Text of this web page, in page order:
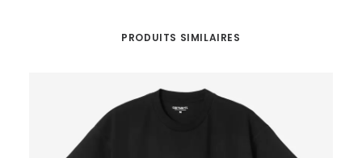
PRODUITS SIMILAIRES